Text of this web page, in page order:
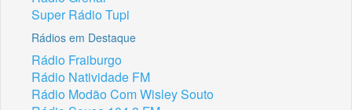
Super Rádio Tupi
Rádios em Destaque
Rádio Fraiburgo
Rádio Natividade FM
Rádio Modão Com Wisley Souto